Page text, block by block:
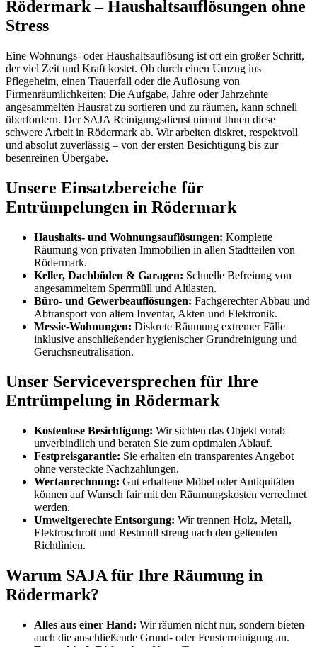
Rödermark – Haushaltsauflösungen ohne
Stress
Eine Wohnungs- oder Haushaltsauflösung ist oft ein großer Schritt,
der viel Zeit und Kraft kostet. Ob durch einen Umzug ins
Pflegeheim, einen Trauerfall oder die Auflösung von
Firmenräumlichkeiten: Die Aufgabe, Jahre oder Jahrzehnte
angesammelten Hausrat zu sortieren und zu räumen, kann schnell
überfordern. Der SAJA Reinigungsdienst nimmt Ihnen diese
schwere Arbeit in Rödermark ab. Wir arbeiten diskret, respektvoll
und absolut zuverlässig – von der ersten Besichtigung bis zur
besenreinen Übergabe.
Unsere Einsatzbereiche für
Entrümpelungen in Rödermark
Haushalts- und Wohnungsauflösungen: Komplette
Räumung von privaten Immobilien in allen Stadtteilen von
Rödermark.
Keller, Dachböden & Garagen: Schnelle Befreiung von
angesammeltem Sperrmüll und Altlasten.
Büro- und Gewerbeauflösungen: Fachgerechter Abbau und
Abtransport von altem Inventar, Akten und Elektronik.
Messie-Wohnungen: Diskrete Räumung extremer Fälle
inklusive anschließender hygienischer Grundreinigung und
Geruchsneutralisation.
Unser Serviceversprechen für Ihre
Entrümpelung in Rödermark
Kostenlose Besichtigung: Wir sichten das Objekt vorab
unverbindlich und beraten Sie zum optimalen Ablauf.
Festpreisgarantie: Sie erhalten ein transparentes Angebot
ohne versteckte Nachzahlungen.
Wertanrechnung: Gut erhaltene Möbel oder Antiquitäten
können auf Wunsch fair mit den Räumungskosten verrechnet
werden.
Umweltgerechte Entsorgung: Wir trennen Holz, Metall,
Elektroschrott und Restmüll streng nach den geltenden
Richtlinien.
Warum SAJA für Ihre Räumung in
Rödermark?
Alles aus einer Hand: Wir räumen nicht nur, sondern bieten
auch die anschließende Grund- oder Fensterreinigung an.